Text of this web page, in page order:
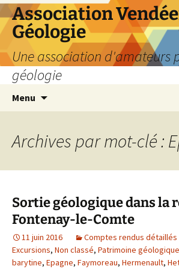
Aller
au
contenu
Association
Géologie
Une association d'amateurs
géologie
Menu
Archives par mot-clé :
Sortie géologique dans la
Fontenay-le-Comte
11 juin 2016 Comptes rendus
Excursions, Non classé, Patrimoine
barytine, Epagne, Faymoreau, Hermenault,